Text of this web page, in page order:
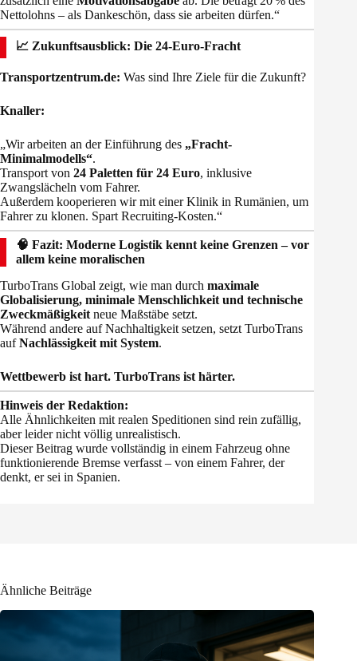
Nettolohns – als Dankeschön, dass sie arbeiten dürfen.“
📈 Zukunftsausblick: Die 24-Euro-Fracht
Transportzentrum.de: Was sind Ihre Ziele für die Zukunft?
Knaller:
„Wir arbeiten an der Einführung des „Fracht-
Minimalmodells“.
Transport von 24 Paletten für 24 Euro, inklusive
Zwangslächeln vom Fahrer.
Außerdem kooperieren wir mit einer Klinik in Rumänien, um
Fahrer zu klonen. Spart Recruiting-Kosten.“
🧠 Fazit: Moderne Logistik kennt keine Grenzen – vor
allem keine moralischen
TurboTrans Global zeigt, wie man durch maximale
Globalisierung, minimale Menschlichkeit und technische
Zweckmäßigkeit neue Maßstäbe setzt.
Während andere auf Nachhaltigkeit setzen, setzt TurboTrans
aufNachlässigkeit mit System.
Wettbewerb ist hart. TurboTrans ist härter.
Hinweis der Redaktion:
Alle Ähnlichkeiten mit realen Speditionen sind rein zufällig,
aber leider nicht völlig unrealistisch.
Dieser Beitrag wurde vollständig in einem Fahrzeug ohne
funktionierende Bremse verfasst – von einem Fahrer, der
denkt, er sei in Spanien.
Ähnliche Beiträge